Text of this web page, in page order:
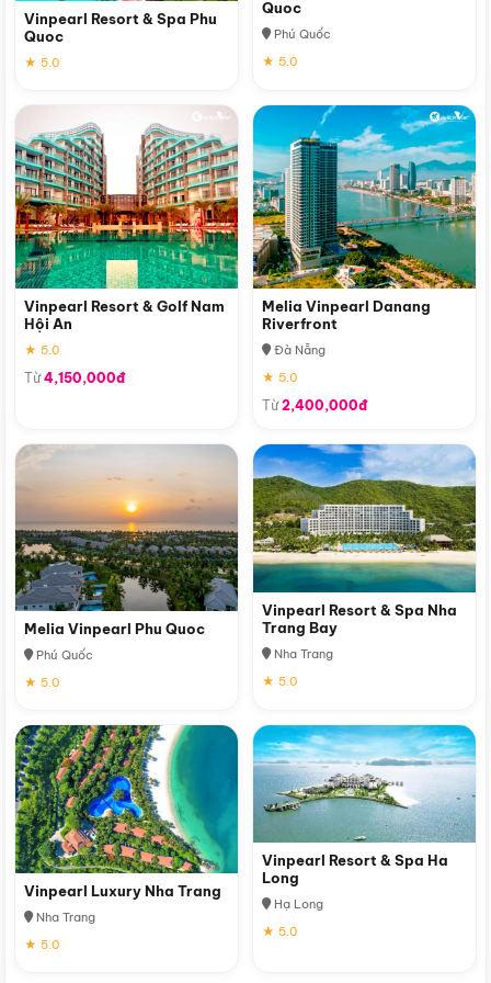
Vinpearl Resort & Spa Phu
Quoc
★ 5.0
Quoc
Phú Quốc
★ 5.0
Vinpearl Resort & Golf Nam
Hội An
★ 5.0
Từ4,150,000đ
Melia Vinpearl Danang
Riverfront
Đà Nẵng
★ 5.0
Từ2,400,000đ
Melia Vinpearl Phu Quoc
Phú Quốc
★ 5.0
Vinpearl Resort & Spa Nha
Trang Bay
Nha Trang
★ 5.0
Vinpearl Luxury Nha Trang
Nha Trang
★ 5.0
Vinpearl Resort & Spa Ha
Long
Hạ Long
★ 5.0